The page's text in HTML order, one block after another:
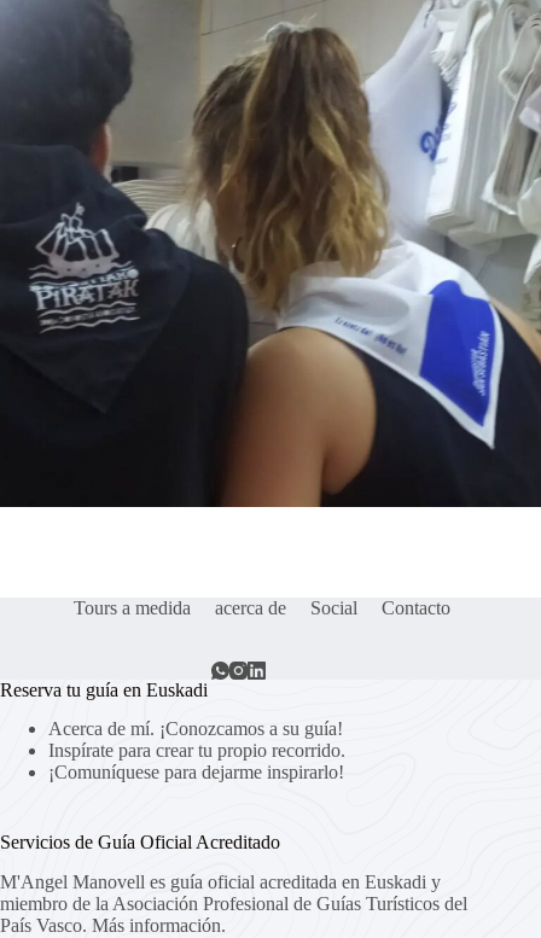
Tours a medida acerca de Social Contacto
Reserva tu guía en Euskadi
Acerca de mí. ¡Conozcamos a su guía!
Inspírate para crear tu propio recorrido.
¡Comuníquese para dejarme inspirarlo!
Servicios de Guía Oficial Acreditado
M'Angel Manovell es guía oficial acreditada en Euskadi y
miembro de la Asociación Profesional de Guías Turísticos del
País Vasco. Más información.